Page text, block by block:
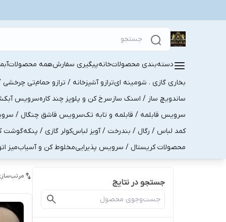
دسته‌بندی محصولاتخانهپیگیری سفارشهمه محصولات
بخاری گازی . شومینه ایترازو آشپزخانه / ترازو حمامتی چرخشی /
ساندویچ ساز / اسنک سازسرخ کن و پلوپز چند کارهسرویس آبکش
سرویس قابلمه / قابلمه و تابه تکسرویس قاشق چنگال /
کمد لباس / رگال / بندرخت / آویز لباسکولر گازی / پنکهگوشت
محصولات کریستال / سرویس پذیراییمخلوط کن و آسیابمیز
جستجو در نتایج